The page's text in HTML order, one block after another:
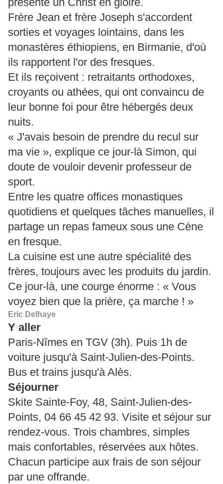
Frère Jean et frère Joseph s'accordent
sorties et voyages lointains, dans les
monastères éthiopiens, en Birmanie, d'où
ils rapportent l'or des fresques.
Et ils reçoivent : retraitants orthodoxes,
croyants ou athées, qui ont convaincu de
leur bonne foi pour être hébergés deux
nuits.
« J'avais besoin de prendre du recul sur
ma vie », explique ce jour-là Simon, qui
doute de vouloir devenir professeur de
sport.
Entre les quatre offices monastiques
quotidiens et quelques tâches manuelles, il
partage un repas fameux sous une Cène
en fresque.
La cuisine est une autre spécialité des
frères, toujours avec les produits du jardin.
Ce jour-là, une courge énorme : « Vous
voyez bien que la prière, ça marche ! »
Eric Delhaye
Y aller
Paris-Nîmes en TGV (3h). Puis 1h de
voiture jusqu'à Saint-Julien-des-Points.
Bus et trains jusqu'à Alès.
Séjourner
Skite Sainte-Foy, 48, Saint-Julien-des-
Points, 04 66 45 42 93. Visite et séjour sur
rendez-vous. Trois chambres, simples
mais confortables, réservées aux hôtes.
Chacun participe aux frais de son séjour
par une offrande.